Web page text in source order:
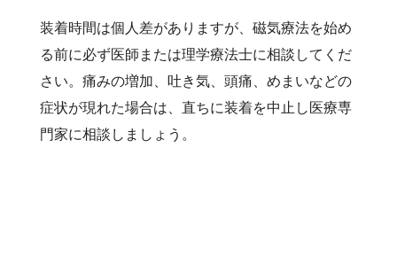
装着時間は個人差がありますが、磁気療法を始め
る前に必ず医師または理学療法士に相談してくだ
さい。痛みの増加、吐き気、頭痛、めまいなどの
症状が現れた場合は、直ちに装着を中止し医療専
門家に相談しましょう。